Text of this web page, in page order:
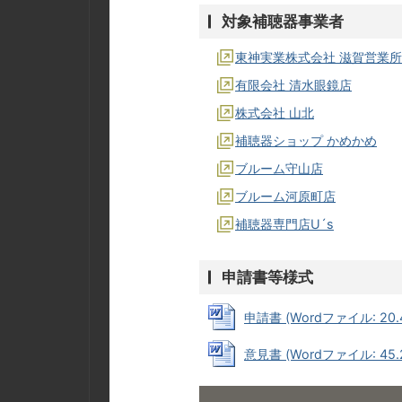
対象補聴器事業者
東神実業株式会社 滋賀営業所
有限会社 清水眼鏡店
株式会社 山北
補聴器ショップ かめかめ
ブルーム守山店
ブルーム河原町店
補聴器専門店U´s
申請書等様式
申請書 (Wordファイル:
意見書 (Wordファイル: